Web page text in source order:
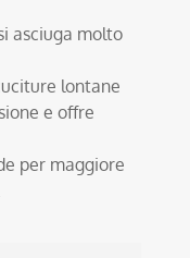
asciuga molto
lontane
e offre
per maggiore